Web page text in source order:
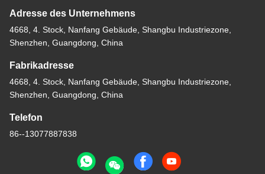
Adresse des Unternehmens
4668, 4. Stock, Nanfang Gebäude, Shangbu Industriezone,
Shenzhen, Guangdong, China
Fabrikadresse
4668, 4. Stock, Nanfang Gebäude, Shangbu Industriezone,
Shenzhen, Guangdong, China
Telefon
86--13077887838